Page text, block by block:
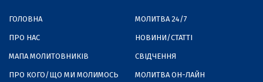
ГОЛОВНА
ПРО НАС
МАПА МОЛИТОВНИКІВ
ПРО КОГО/ЩО МИ МОЛИМОСЬ
МОЛИТВА 24/7
НОВИНИ/СТАТТІ
СВІДЧЕННЯ
МОЛИТВА ОН-ЛАЙН